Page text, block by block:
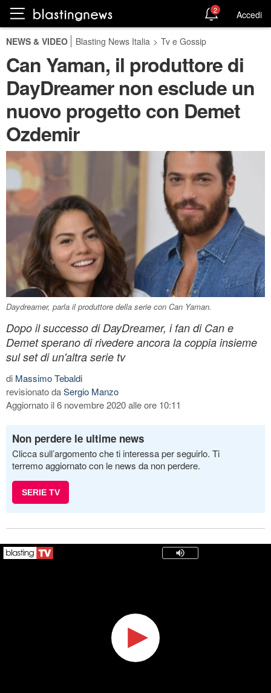
2 Accedi
NEWS & VIDEO Blasting News Italia > Tv e Gossip
Can Yaman, il produttore di
DayDreamer non esclude un
nuovo progetto con Demet
Ozdemir
Daydreamer, parla il produttore della serie con Can Yaman.
Dopo il successo di DayDreamer, i fan di Can e
Demet sperano di rivedere ancora la coppia insieme
sul set di un'altra serie tv
di Massimo Tebaldi
revisionato daSergio Manzo
Aggiornato il 6 novembre 2020 alle ore 10:11
Non perdere le ultime news
Clicca sull’argomento che ti interessa per seguirlo. Ti
terremo aggiornato con le news da non perdere.
SERIE TV